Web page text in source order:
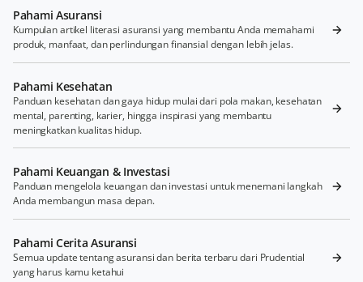
Pahami Asuransi
Kumpulan artikel literasi asuransi yang membantu Anda memahami
produk, manfaat, dan perlindungan finansial dengan lebih jelas.
Pahami Kesehatan
Panduan kesehatan dan gaya hidup mulai dari pola makan, kesehatan
mental, parenting, karier, hingga inspirasi yang membantu
meningkatkan kualitas hidup.
Pahami Keuangan & Investasi
Panduan mengelola keuangan dan investasi untuk menemani langkah
Anda membangun masa depan.
Pahami Cerita Asuransi
Semua update tentang asuransi dan berita terbaru dari Prudential
yang harus kamu ketahui